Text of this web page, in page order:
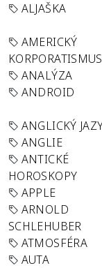
ALJAŠKA
AMERICKÝ
KORPORATISMUS
ANALÝZA
ANDROID
ANGLICKÝ
ANGLIE
ANTICKÉ
HOROSKOPY
APPLE
ARNOLD
SCHLEHUBER
ATMOSFÉRA
AUTA